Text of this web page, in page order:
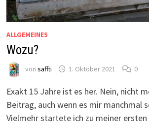
ALLGEMEINES
Wozu?
von saffti 1. Oktober 2021 0
Exakt 15 Jahre ist es her. Nein, nicht
Beitrag, auch wenn es mir manchmal
Vielmehr startete ich zu meiner